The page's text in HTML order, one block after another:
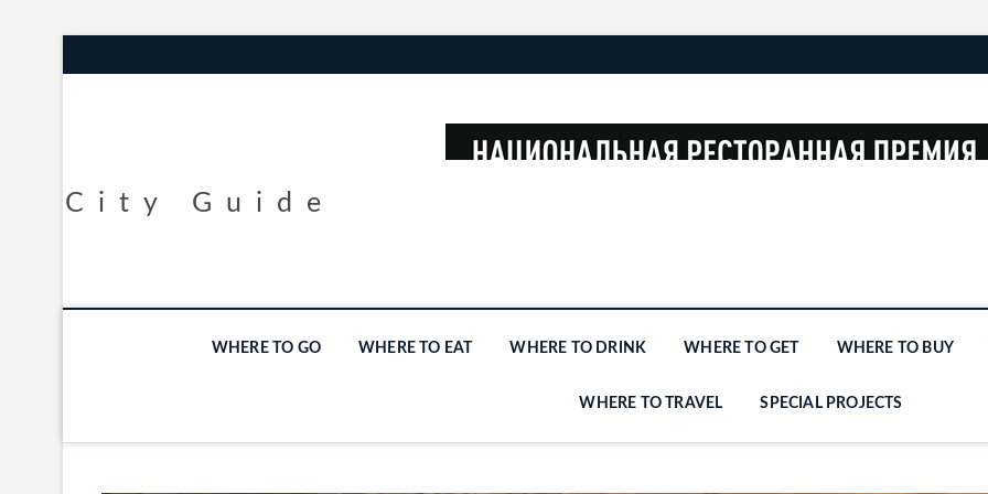
City Guide
WHERE TO GO WHERE TO EAT WHERE TO DRINK WHERE TO GET WHERE TO BUY
WHERE TO TRAVEL SPECIAL PROJECTS